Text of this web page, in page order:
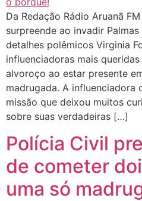
Da Redação Rádio Aruanã
surpreende ao invadir
detalhes polêmicos Virginia
influenciadoras mais
alvoroço ao estar presente
madrugada. A influenciadora
missão que deixou muitos
sobre suas verdadeiras […]
Polícia Civil
de cometer
uma só